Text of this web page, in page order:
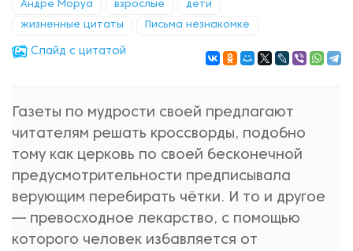
Андре Моруа взрослые дети
жизненные цитаты Письма незнакомке
Cлайд с цитатой
Газеты по мудрости своей предлагают
читателям решать кроссворды, подобно
тому как церковь по своей бесконечной
предусмотрительности предписывала
верующим перебирать чётки. И то и другое
— превосходное лекарство, с помощью
которого человек избавляется от